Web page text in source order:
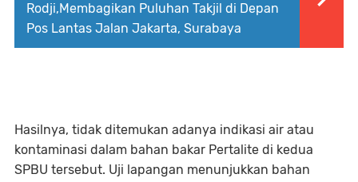
Rodji,Membagikan Puluhan Takjil di Depan
Pos Lantas Jalan Jakarta, Surabaya
Hasilnya, tidak ditemukan adanya indikasi air atau
kontaminasi dalam bahan bakar Pertalite di kedua
SPBU tersebut. Uji lapangan menunjukkan bahan